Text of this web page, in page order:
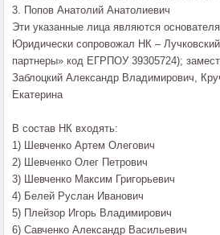
3. Попов Анатолий Анатолиевич
Эти указанные лица являются
Юридически сопровожал НК –
партнеры» код ЕГРПОУ 39305724);
Заблоцкий Александр Владимирович,
Екатерина
В состав НК входять:
1) Шевченко Артем Олегович
2) Шевченко Олег Петрович
3) Шевченко Максим Григорьевич
4) Белей Руслан Иванович
5) Плейзор Игорь Владимирович
6) Савченко Александр Васильевич